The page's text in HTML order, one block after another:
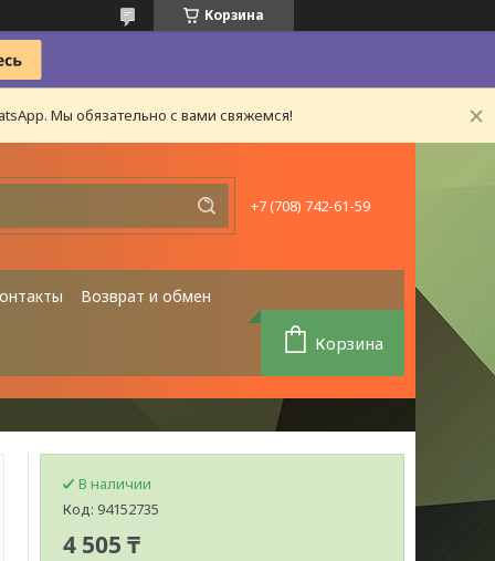
Корзина
Мы обязательно с вами свяжемся!
+7 (708) 742-61-59
Возврат и обмен
Корзина
В наличии
Код: 94152735
4 505 ₸